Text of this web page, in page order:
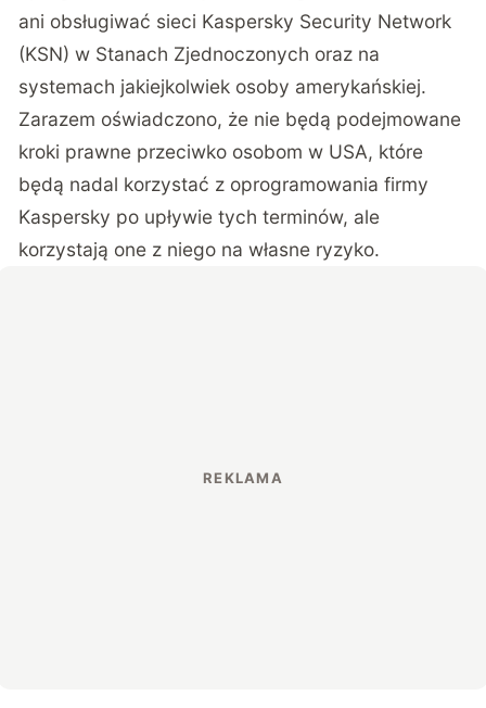
ani obsługiwać sieci Kaspersky Security Network
(KSN) w Stanach Zjednoczonych oraz na
systemach jakiejkolwiek osoby amerykańskiej.
Zarazem oświadczono, że nie będą podejmowane
kroki prawne przeciwko osobom w USA, które
będą nadal korzystać z oprogramowania firmy
Kaspersky po upływie tych terminów, ale
korzystają one z niego na własne ryzyko.